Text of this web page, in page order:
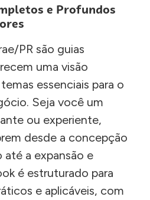
e Profundos
PR são guias
uma visão
essenciais para o
Seja você um
ou experiente,
desde a concepção
a expansão e
é estruturado para
e aplicáveis, com